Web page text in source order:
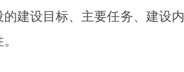
的建设目标、 主要任务、 建设
。